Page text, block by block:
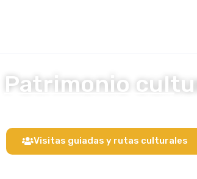
Patrimonio
Visitas guiadas y rutas culturales